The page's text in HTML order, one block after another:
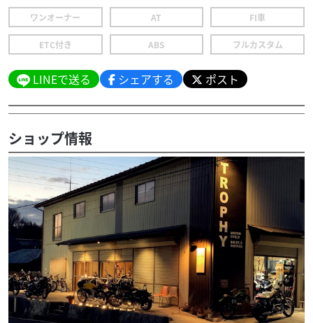
ワンオーナー AT FI車
ETC付き ABS フルカスタム
LINEで送る シェアする ポスト
ショップ情報